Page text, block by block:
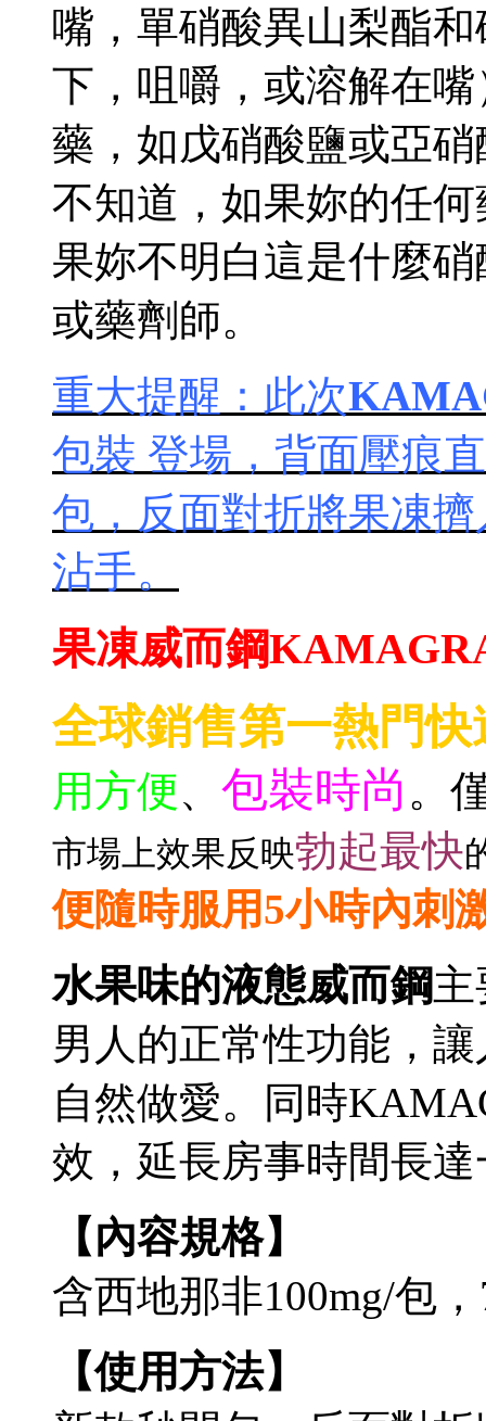
嘴，單硝酸異山梨酯
下，咀嚼，或溶解在
藥，如戊硝酸鹽或亞
不知道，如果妳的任
果妳不明白這是什麼
或藥劑師。
重大提醒：此次
包裝 登場，背面壓痕
包，反面對折將果凍
沾手。
果凍威而鋼
全球銷售第一熱門
用方便、 包裝時尚 。
市場上效果反映勃起最快
便隨時服用5小時內刺
水果味的液態威而鋼
男人的正常性功能，
自然做愛。同時
效，延長房事時間長
【內容規格】
含西地那非100mg/包
【使用方法】